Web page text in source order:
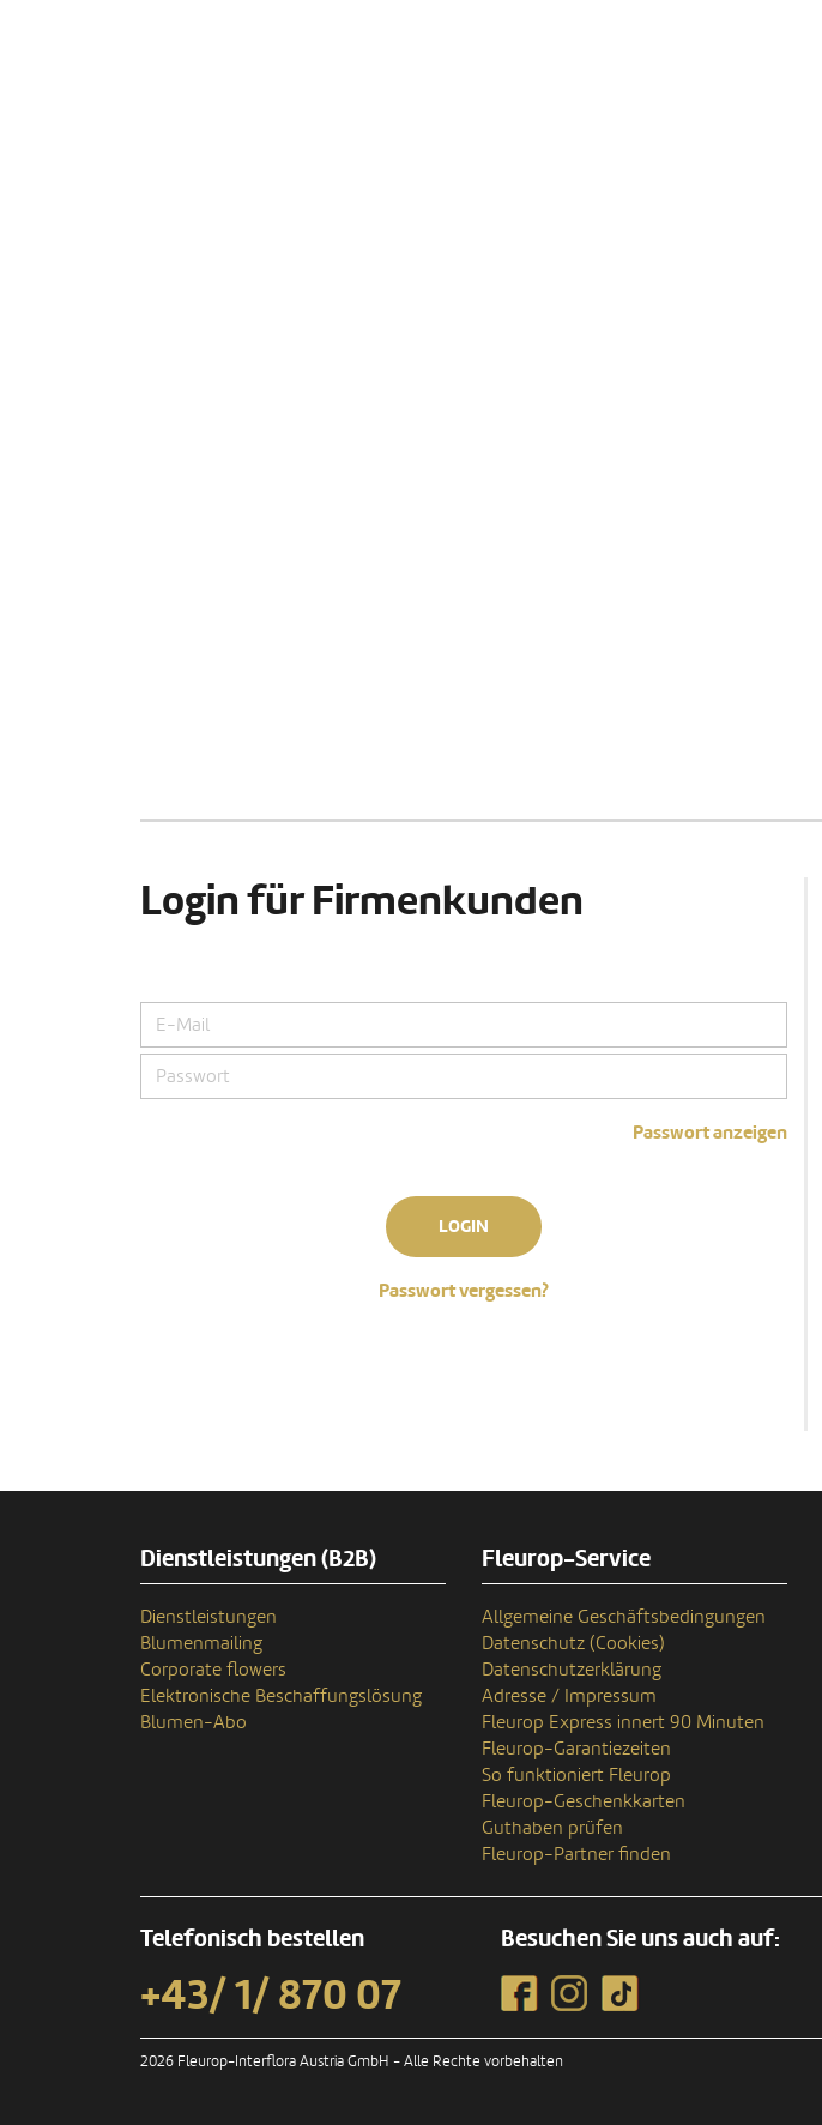
Login für Firmenkunden
Passwort anzeigen
LOGIN
Passwort vergessen?
Dienstleistungen (B2B)
Dienstleistungen
Blumenmailing
Corporate flowers
Elektronische Beschaffungslösung
Blumen-Abo
Fleurop-Service
Allgemeine Geschäftsbedingungen
Datenschutz (Cookies)
Datenschutzerklärung
Adresse / Impressum
Fleurop Express innert 90 Minuten
Fleurop-Garantiezeiten
So funktioniert Fleurop
Fleurop-Geschenkkarten
Guthaben prüfen
Fleurop-Partner finden
Telefonisch bestellen
+43/ 1/ 870 07
Besuchen Sie uns auch auf:
2026 Fleurop-Interflora Austria GmbH - Alle Rechte vorbehalten